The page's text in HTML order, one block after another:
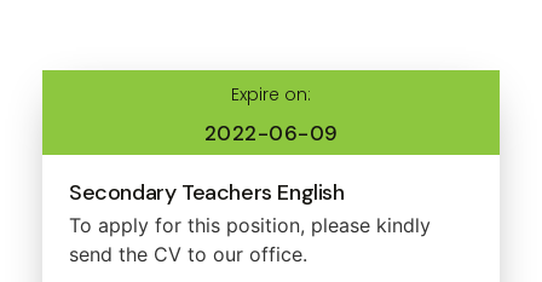
Expire on:
2022-06-09
Secondary Teachers English
To apply for this position, please kindly
send the CV to our office.